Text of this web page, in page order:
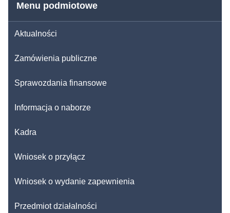
Menu podmiotowe
Aktualności
Zamówienia publiczne
Sprawozdania finansowe
Informacja o naborze
Kadra
Wniosek o przyłącz
Wniosek o wydanie zapewnienia
Przedmiot działalności